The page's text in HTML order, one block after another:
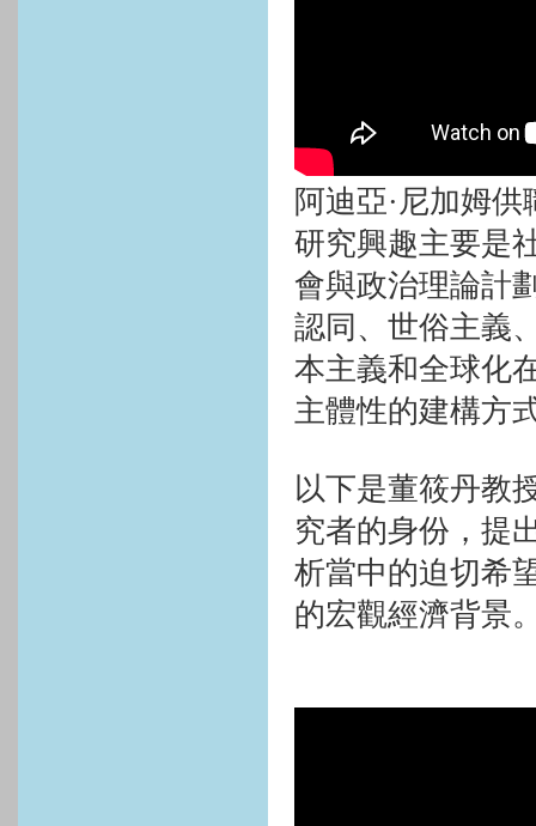
阿迪亞·尼加姆
研究興趣主要是
會與政治理論計
認同、世俗主義
本主義和全球化
主體性的建構方
以下是董筱丹教
究者的身份，提
析當中的迫切希
的宏觀經濟背景